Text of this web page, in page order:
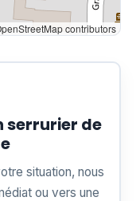
contributors
serrurier de
situation, nous
ou vers une